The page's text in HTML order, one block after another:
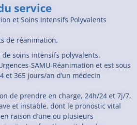
service
et Soins Intensifs Polyvalents
de réanimation,
soins intensifs polyvalents.
SAMU-Réanimation et est sous
et 365 jours/an d’un médecin
de prendre en charge, 24h/24 et 7j/7,
et instable, dont le pronostic vital
raison d’une ou plusieurs